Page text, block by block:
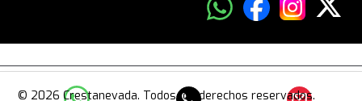
© 2026 Crestanevada. Todos los derechos reservados.